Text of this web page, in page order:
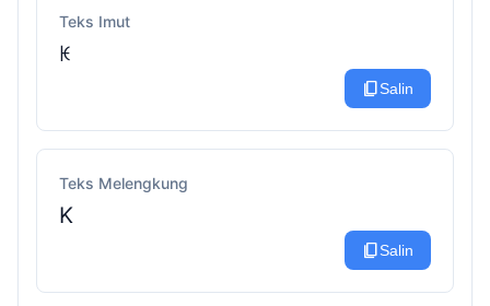
Teks Imut
ꀘ
content_copySalin
Teks Melengkung
K
content_copySalin